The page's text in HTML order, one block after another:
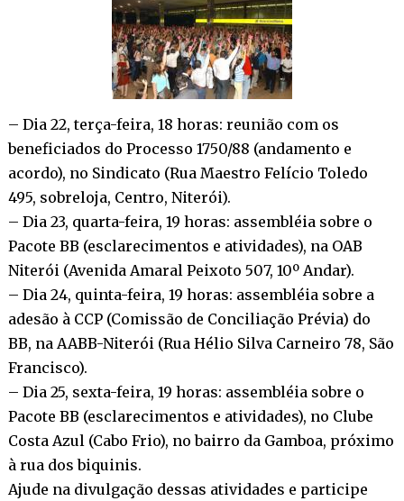
– Dia 22, terça-feira, 18 horas: reunião com os
beneficiados do Processo 1750/88 (andamento e
acordo), no Sindicato (Rua Maestro Felício Toledo
495, sobreloja, Centro, Niterói).
– Dia 23, quarta-feira, 19 horas: assembléia sobre o
Pacote BB (esclarecimentos e atividades), na OAB
Niterói (Avenida Amaral Peixoto 507, 10º Andar).
– Dia 24, quinta-feira, 19 horas: assembléia sobre a
adesão à CCP (Comissão de Conciliação Prévia) do
BB, na AABB-Niterói (Rua Hélio Silva Carneiro 78, São
Francisco).
– Dia 25, sexta-feira, 19 horas: assembléia sobre o
Pacote BB (esclarecimentos e atividades), no Clube
Costa Azul (Cabo Frio), no bairro da Gamboa, próximo
à rua dos biquinis.
Ajude na divulgação dessas atividades e participe